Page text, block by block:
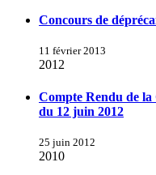
Concours de
11 février 2013
2012
Compte Rendu de
du 12 juin 2012
25 juin 2012
2010